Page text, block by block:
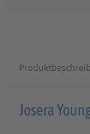
Josera